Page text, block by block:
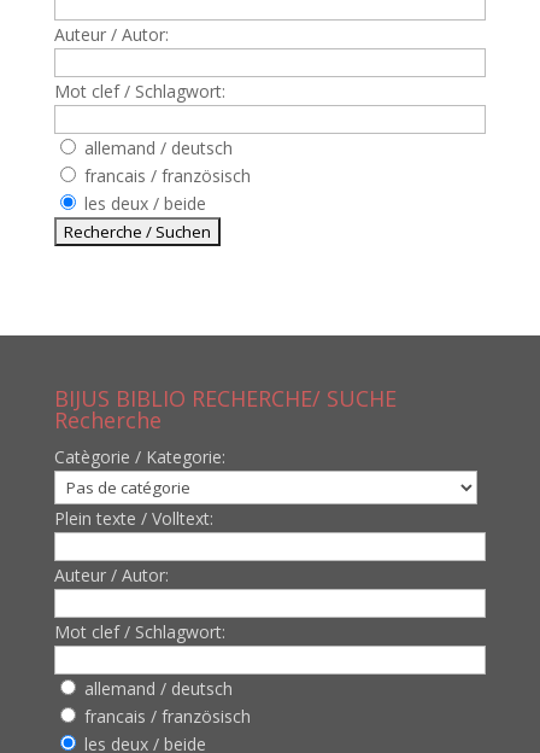
Auteur / Autor:
Mot clef / Schlagwort:
allemand / deutsch
francais / französisch
les deux / beide
BIJUS BIBLIO RECHERCHE/ SUCHE
Recherche
Catègorie / Kategorie:
Plein texte / Volltext:
Auteur / Autor:
Mot clef / Schlagwort:
allemand / deutsch
francais / französisch
les deux / beide